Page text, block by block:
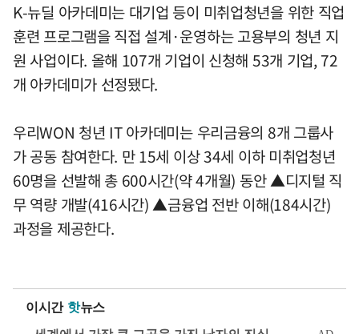
K-뉴딜 아카데미는 대기업 등이 미취업청년을 위한 직업
훈련 프로그램을 직접 설계·운영하는 고용부의 청년 지
원 사업이다. 올해 107개 기업이 신청해 53개 기업, 72
개 아카데미가 선정됐다.
우리WON 청년 IT 아카데미는 우리금융의 8개 그룹사
가 공동 참여한다. 만 15세 이상 34세 이하 미취업청년
60명을 선발해 총 600시간(약 4개월) 동안 ▲디지털 직
무 역량 개발(416시간) ▲금융업 전반 이해(184시간)
과정을 제공한다.
이시간 핫뉴스